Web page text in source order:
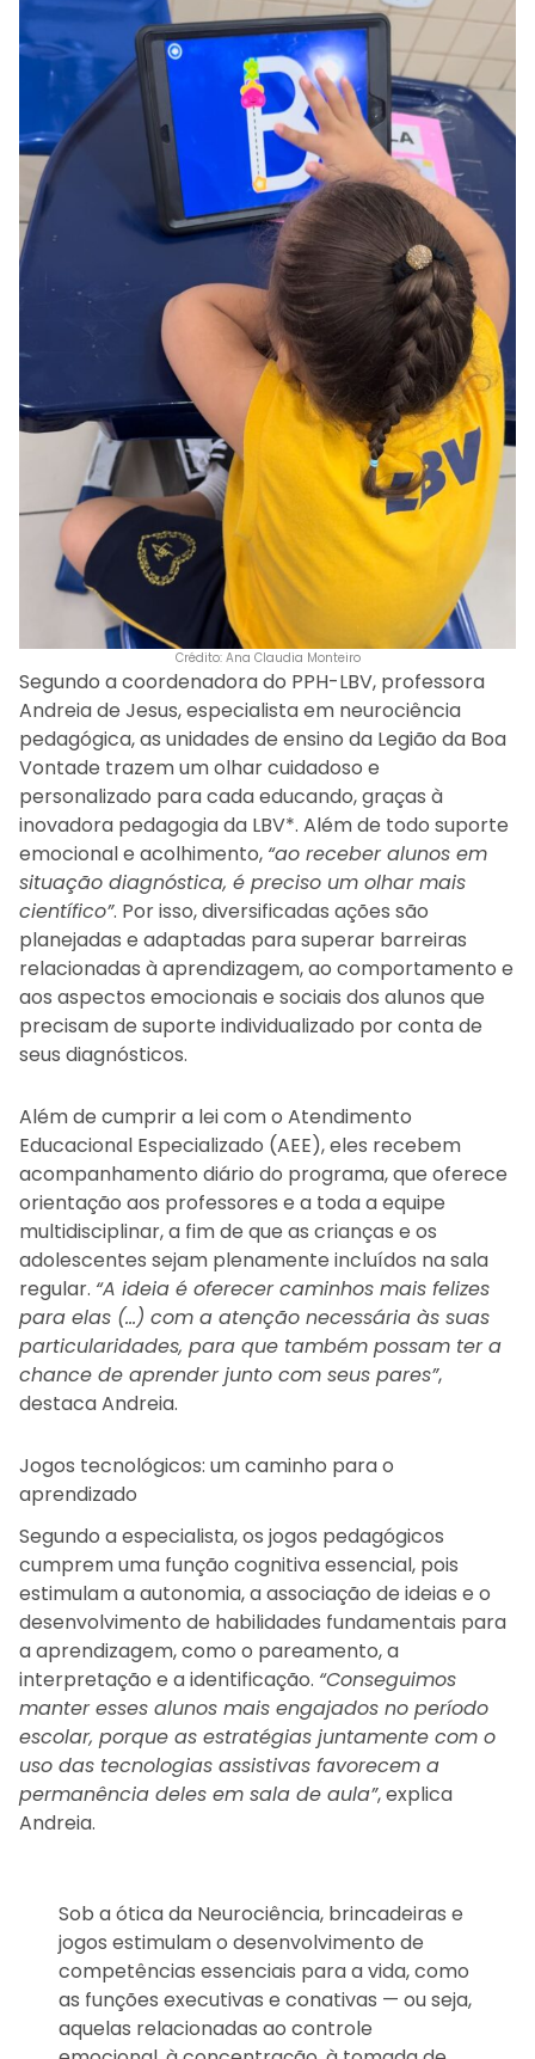
Crédito: Ana Claudia Monteiro
Segundo a coordenadora do PPH-LBV, professora
Andreia de Jesus, especialista em neurociência
pedagógica, as unidades de ensino da Legião da Boa
Vontade trazem um olhar cuidadoso e
personalizado para cada educando, graças à
inovadora pedagogia da LBV*. Além de todo suporte
emocional e acolhimento, “ao receber alunos em
situação diagnóstica, é preciso um olhar mais
científico”. Por isso, diversificadas ações são
planejadas e adaptadas para superar barreiras
relacionadas à aprendizagem, ao comportamento e
aos aspectos emocionais e sociais dos alunos que
precisam de suporte individualizado por conta de
seus diagnósticos.
Além de cumprir a lei com o Atendimento
Educacional Especializado (AEE), eles recebem
acompanhamento diário do programa, que oferece
orientação aos professores e a toda a equipe
multidisciplinar, a fim de que as crianças e os
adolescentes sejam plenamente incluídos na sala
regular. “A ideia é oferecer caminhos mais felizes
para elas (…) com a atenção necessária às suas
particularidades, para que também possam ter a
chance de aprender junto com seus pares”,
destaca Andreia.
Jogos tecnológicos: um caminho para o
aprendizado
Segundo a especialista, os jogos pedagógicos
cumprem uma função cognitiva essencial, pois
estimulam a autonomia, a associação de ideias e o
desenvolvimento de habilidades fundamentais para
a aprendizagem, como o pareamento, a
interpretação e a identificação. “Conseguimos
manter esses alunos mais engajados no período
escolar, porque as estratégias juntamente com o
uso das tecnologias assistivas favorecem a
permanência deles em sala de aula”, explica
Andreia.
Sob a ótica da Neurociência, brincadeiras e
jogos estimulam o desenvolvimento de
competências essenciais para a vida, como
as funções executivas e conativas — ou seja,
aquelas relacionadas ao controle